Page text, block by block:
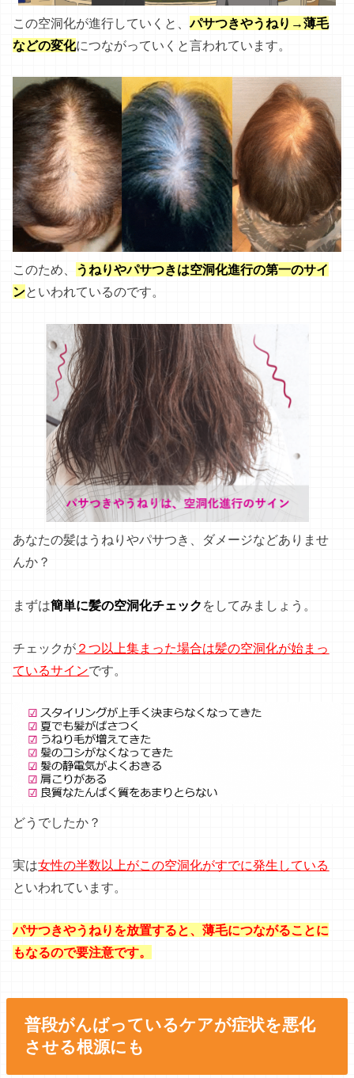
この空洞化が進行していくと、パサつきやうねり→薄毛
などの変化につながっていくと言われています。
このため、 うねりやパサつきは空洞化進行の第一のサイ
ンといわれているのです。
あなたの髪はうねりやパサつき、ダメージなどありませ
んか？
まずは簡単に髪の空洞化チェック をしてみましょう。
チェックが ２つ以上集まった場合は髪の空洞化が始まっ
ているサインです。
どうでしたか？
実は女性の半数以上がこの空洞化がすでに発生している
といわれています。
パサつきやうねりを放置すると、薄毛につながることに
もなるので要注意です。
普段がんばっているケアが症状を悪化
させる根源にも